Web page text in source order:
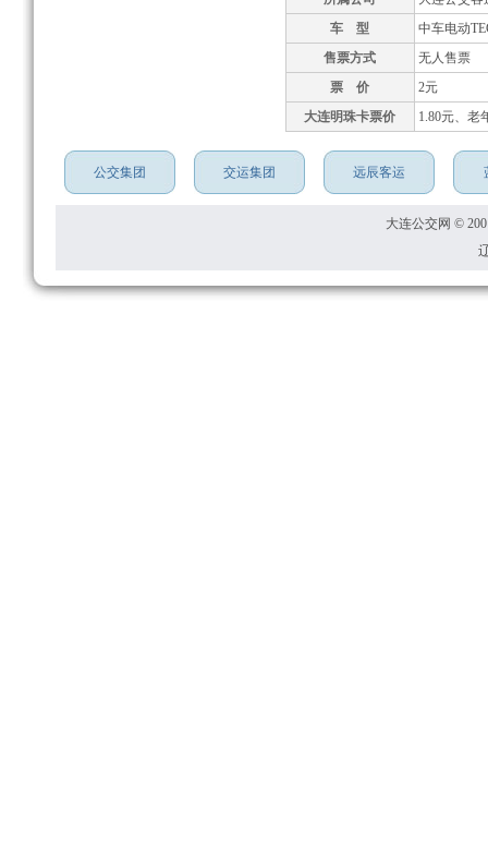
车 型
中车电动
售票方式
无人售票
票 价
2元
大连明珠卡票价
1.80元、老
公交集团 交运集团 远辰客运
大连公交网 ©